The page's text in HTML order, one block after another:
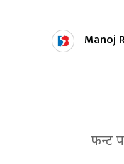
Manoj
फन्ट